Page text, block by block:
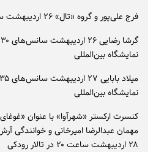
فرج علی‌پور و گروه «تال» ۲۶ اردیبهشت ساعت ۲۰ در تالار بزرگ کشور
نمایشگاه بین‌المللی
نمایشگاه بین‌المللی
کنسرت ارکستر «شهرآوا» با عنوان
۲۸ اردیبهشت ساعت ۲۰ در تالار رودکی